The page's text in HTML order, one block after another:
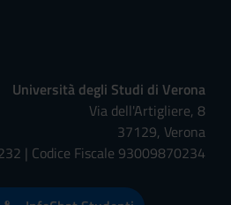
Università degli Studi di Verona
Via dell'Artigliere, 8
37129, Verona
| Codice Fiscale 93009870234